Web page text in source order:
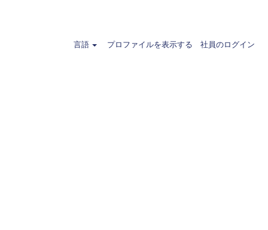
言語 プロファイルを表示する 社員のログイン